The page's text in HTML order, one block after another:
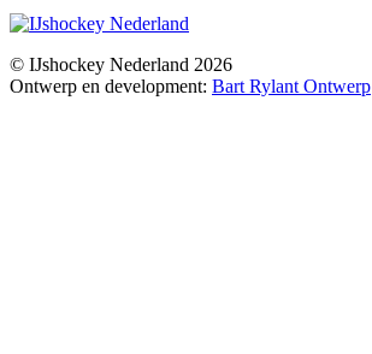
© IJshockey Nederland 2026
Ontwerp en development: Bart Rylant Ontwerp